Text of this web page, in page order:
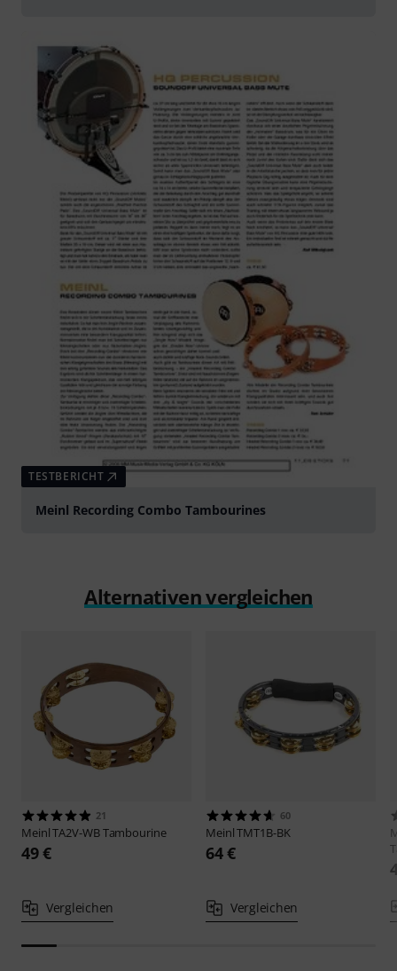
TESTBERICHT
Meinl Recording Combo Tambourines
Alternativen vergleichen
21
MeinlTA2V-WB Tambourine
49 €
Vergleichen
60
MeinlTMT1B-BK
64 €
Vergleichen